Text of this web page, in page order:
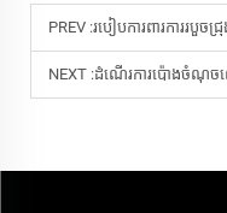
PREV :របៀបការពារការរបួច
NEXT :ដំណើរការ​ប៉ោង​ចំណុច​លើ​ដែក​